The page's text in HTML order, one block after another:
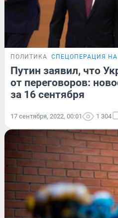
ПОЛИТИКА СПЕЦОПЕРАЦИЯ
Путин заявил, что
от переговоров:
за 16 сентября
17 сентября, 2022, 00:01 1 304